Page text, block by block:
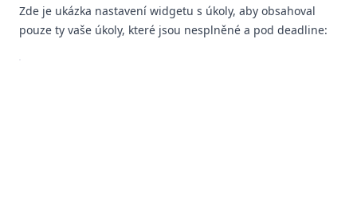
Zde je ukázka nastavení widgetu s úkoly, aby obsahoval
pouze ty vaše úkoly, které jsou nesplněné a pod deadline: